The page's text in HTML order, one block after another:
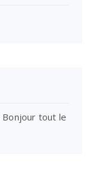
Bonjour tout le